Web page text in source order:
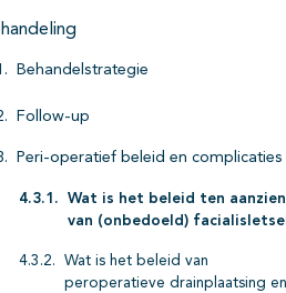
Behandelstrategie
Follow-up
Peri-operatief beleid en complicaties
Wat is het beleid ten aanzien
van (onbedoeld)
Wat is het beleid van
peroperatieve drainplaatsing en